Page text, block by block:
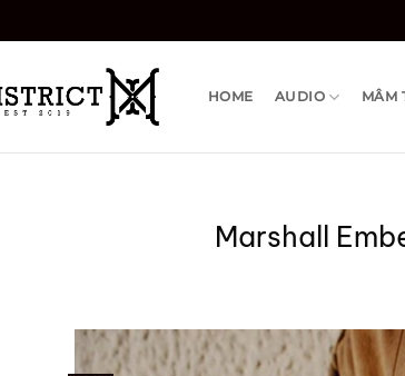
HOME AUDIO MÂM
Marshall